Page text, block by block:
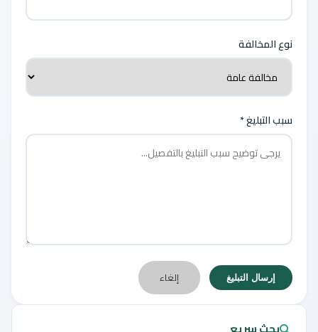
نوع المخالفة
سبب التبليغ *
إرسال التبليغ إلغاء